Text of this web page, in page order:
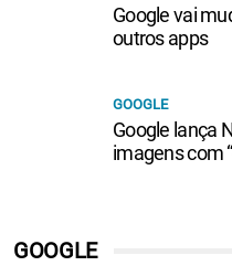
GOOGLE
Google vai
outros apps
GOOGLE
Google lança
imagens com